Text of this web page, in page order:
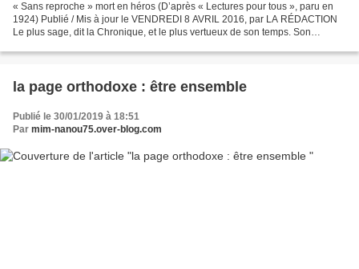
« Sans reproche » mort en héros (D’après « Lectures pour tous », paru en
1924) Publié / Mis à jour le VENDREDI 8 AVRIL 2016, par LA RÉDACTION
Le plus sage, dit la Chronique, et le plus vertueux de son temps. Son
la page orthodoxe : être ensemble
Publié le 30/01/2019 à 18:51
Par mim-nanou75.over-blog.com